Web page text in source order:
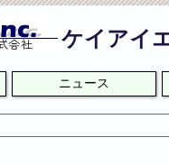
ケイアイ
ニュース